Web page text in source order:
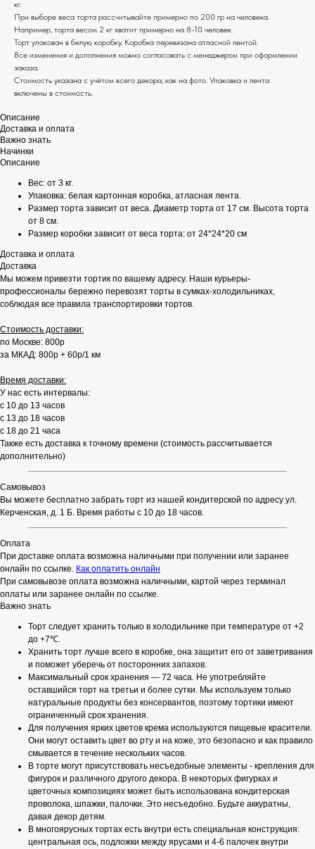
кг.
При выборе веса торта рассчитывайте примерно по 200 гр на человека.
Например, торта весом 2 кг хватит примерно на 8-10 человек.
Торт упакован в белую коробку. Коробка перевязана атласной лентой.
Все изменения и дополнения можно согласовать с менеджером при оформлении
заказа.
Стоимость указана с учётом всего декора, как на фото. Упаковка и лента
включены в стоимость.
Описание
Доставка и оплата
Важно знать
Начинки
Описание
Вес: от 3 кг.
Упаковка: белая картонная коробка, атласная лента.
Размер торта зависит от веса. Диаметр торта от 17 см. Высота торта
от 8 см.
Размер коробки зависит от веса торта: от 24*24*20 см
Доставка и оплата
Доставка
Мы можем привезти тортик по вашему адресу. Наши курьеры-
профессионалы бережно перевозят торты в сумках-холодильниках,
соблюдая все правила транспортировки тортов.
Стоимость доставки:
по Москве: 800р
за МКАД: 800р + 60р/1 км
Время доставки:
У нас есть интервалы:
с 10 до 13 часов
с 13 до 18 часов
с 18 до 21 часа
Также есть доставка к точному времени (стоимость рассчитывается
дополнительно)
Самовывоз
Вы можете бесплатно забрать торт из нашей кондитерской по адресу ул.
Керченская, д. 1 Б. Время работы с 10 до 18 часов.
Оплата
При доставке оплата возможна наличными при получении или заранее
онлайн по ссылке. Как оплатить онлайн
При самовывозе оплата возможна наличными, картой через терминал
оплаты или заранее онлайн по ссылке.
Важно знать
Торт следует хранить только в холодильнике при температуре от +2
до +7℃.
Хранить торт лучше всего в коробке, она защитит его от заветривания
и поможет уберечь от посторонних запахов.
Максимальный срок хранения — 72 часа. Не употребляйте
оставшийся торт на третьи и более сутки. Мы используем только
натуральные продукты без консервантов, поэтому тортики имеют
ограниченный срок хранения.
Для получения ярких цветов крема используются пищевые красители.
Они могут оставить цвет во рту и на коже, это безопасно и как правило
смывается в течение нескольких часов.
В торте могут присутствовать несъедобные элементы - крепления для
фигурок и различного другого декора. В некоторых фигурках и
цветочных композициях может быть использована кондитерская
проволока, шпажки, палочки. Это несъедобно. Будьте аккуратны,
давая декор детям.
В многоярусных тортах есть внутри есть специальная конструкция:
центральная ось, подложки между ярусами и 4-6 палочек внутри